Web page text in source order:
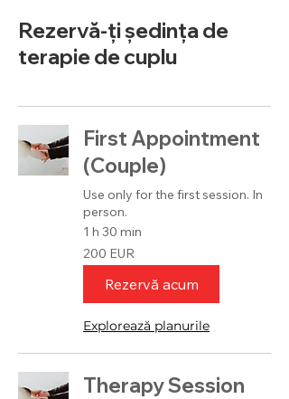
Rezervă-ți ședința de
terapie de cuplu
First Appointment
(Couple)
Use only for the first session. In
person.
1 h 30 min
200
de
euro
200 EUR
Rezervă acum
Explorează planurile
Therapy Session